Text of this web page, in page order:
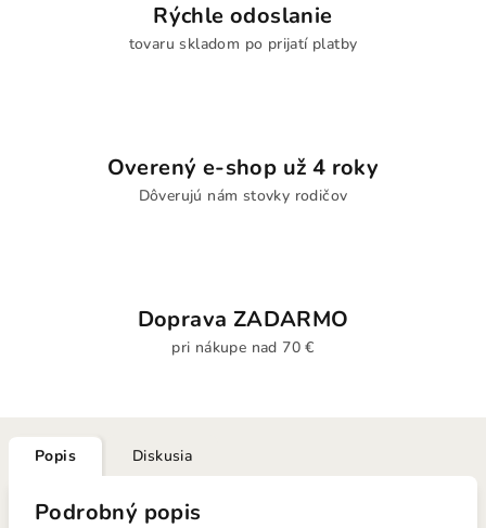
Rýchle odoslanie
tovaru skladom po prijatí platby
Overený e-shop už 4 roky
Dôverujú nám stovky rodičov
Doprava ZADARMO
pri nákupe nad 70 €
Popis Diskusia
Podrobný popis